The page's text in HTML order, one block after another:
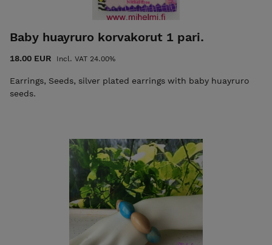
Baby huayruro korvakorut 1 pari.
18.00 EUR Incl. VAT 24.00%
Earrings, Seeds, silver plated earrings with baby huayruro
seeds.